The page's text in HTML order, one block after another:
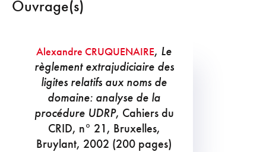
Ouvrage(s)
Alexandre CRUQUENAIRE, Le
règlement extrajudiciaire des
ligites relatifs aux noms de
domaine: analyse de la
procédure UDRP, Cahiers du
CRID, n° 21, Bruxelles,
Bruylant, 2002 (200 pages)